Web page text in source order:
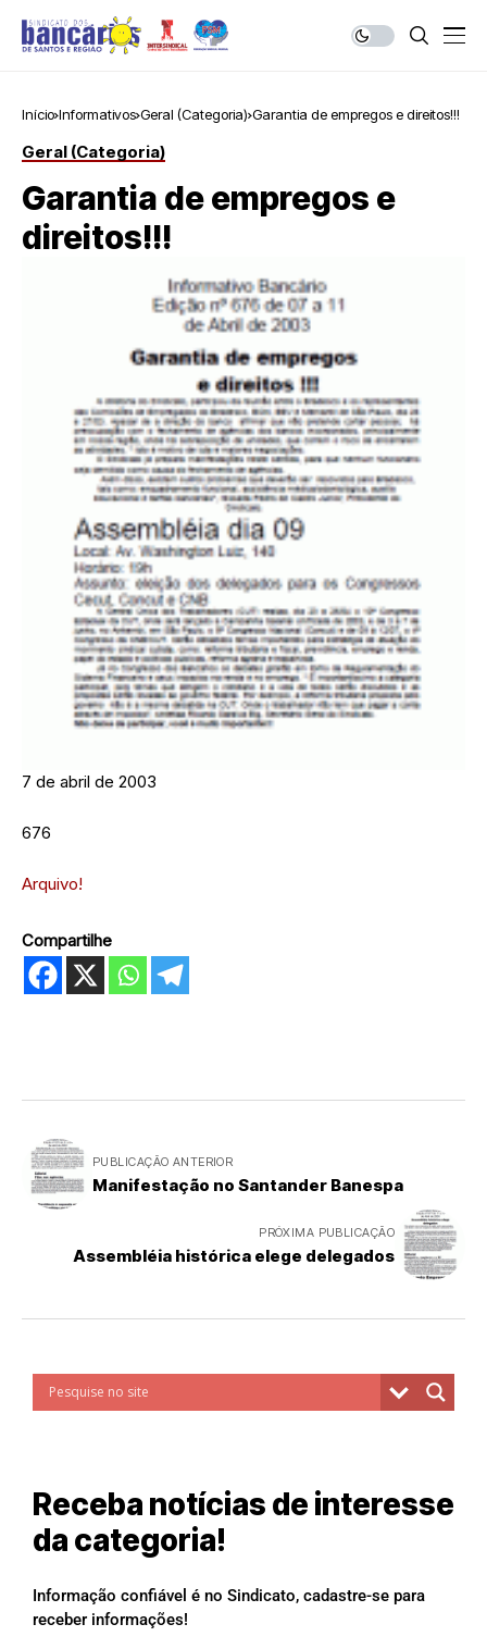
Início Informativos Geral (Categoria) Garantia de empregos e direitos!!!
Geral (Categoria)
Garantia de empregos e
direitos!!!
7 de abril de 2003
676
Arquivo!
Compartilhe
PUBLICAÇÃO ANTERIOR
Manifestação no Santander Banespa
PRÓXIMA PUBLICAÇÃO
Assembléia histórica elege delegados
Receba notícias de interesse
da categoria!
Informação confiável é no Sindicato, cadastre-se para
receber informações!